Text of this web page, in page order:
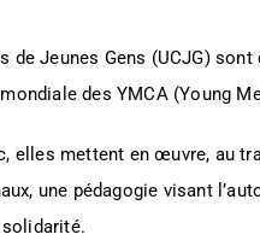
de Jeunes Gens (UCJG)
des YMCA (Young
elles mettent en œuvre, au
une pédagogie visant